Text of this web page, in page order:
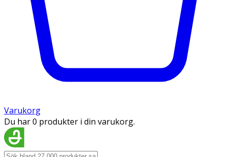
Varukorg
Du har 0 produkter i din varukorg.